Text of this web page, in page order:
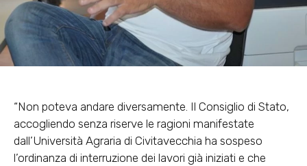
“Non poteva andare diversamente. Il Consiglio di Stato,
accogliendo senza riserve le ragioni manifestate
dall’Università Agraria di Civitavecchia ha sospeso
l’ordinanza di interruzione dei lavori già iniziati e che